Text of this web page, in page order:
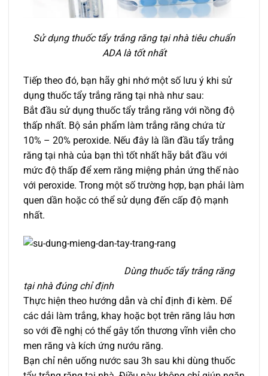
Sử dụng thuốc tẩy trắng răng tại nhà tiêu chuẩn
ADA là tốt nhất
Tiếp theo đó, bạn hãy ghi nhớ một số lưu ý khi sử
dụng thuốc tẩy trắng răng tại nhà như sau:
Bắt đầu sử dụng thuốc tẩy trắng răng với nồng độ
thấp nhất. Bộ sản phẩm làm trắng răng chứa từ
10% – 20% peroxide. Nếu đây là lần đầu tẩy trắng
răng tại nhà của bạn thì tốt nhất hãy bắt đầu với
mức độ thấp để xem răng miệng phản ứng thế nào
với peroxide. Trong một số trường hợp, bạn phải làm
quen dần hoặc có thể sử dụng đến cấp độ mạnh
nhất.
Dùng thuốc tẩy trắng răng
tại nhà đúng chỉ định
Thực hiện theo hướng dẫn và chỉ định đi kèm. Để
các dải làm trắng, khay hoặc bọt trên răng lâu hơn
so với đề nghị có thể gây tổn thương vĩnh viễn cho
men răng và kích ứng nướu răng.
Bạn chỉ nên uống nước sau 3h sau khi dùng thuốc